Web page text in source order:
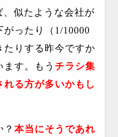
、似たような会社が
がったり（ 1/10000
たりする昨今ですか
す。もう チラシ集
る方が多いかもし
本当にそうであれ